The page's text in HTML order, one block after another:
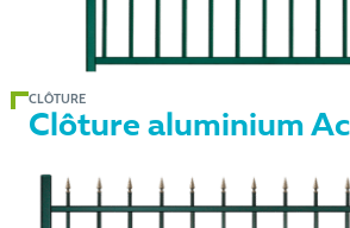
CLÔTURE
Clôture aluminium